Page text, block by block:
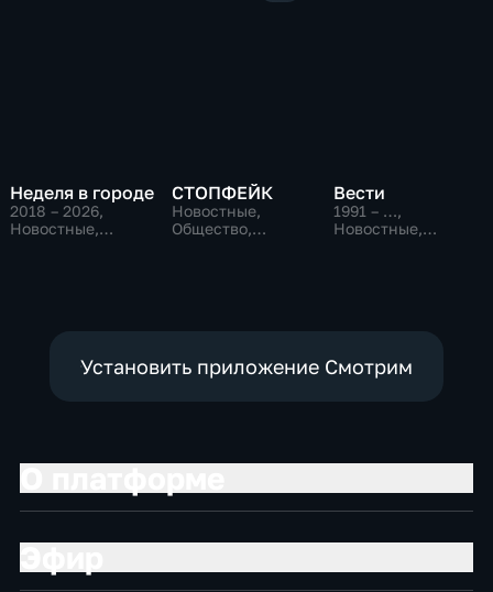
Неделя в городе
2018 – 2026,
Новостные,
СТОПФЕЙК
Новостные,
Общество,
Вести
1991 – …,
Новостные,
Установить приложение Смотрим